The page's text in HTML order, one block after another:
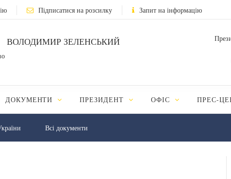
Підписатися на розсилку Запит на інформацію
ВОЛОДИМИР ЗЕЛЕНСЬКИЙ
ДОКУМЕНТИ ПРЕЗИДЕНТ ОФІС ПРЕС-
Всі документи